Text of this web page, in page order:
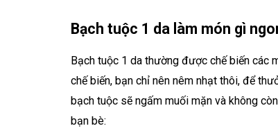
Bạch tuộc 1 da làm món gì
Bạch tuộc 1 da thường được chế biến các
chế biến, bạn chỉ nên nêm nhạt thôi, để
bạch tuộc sẽ ngấm muối mặn và không
bạn bè: